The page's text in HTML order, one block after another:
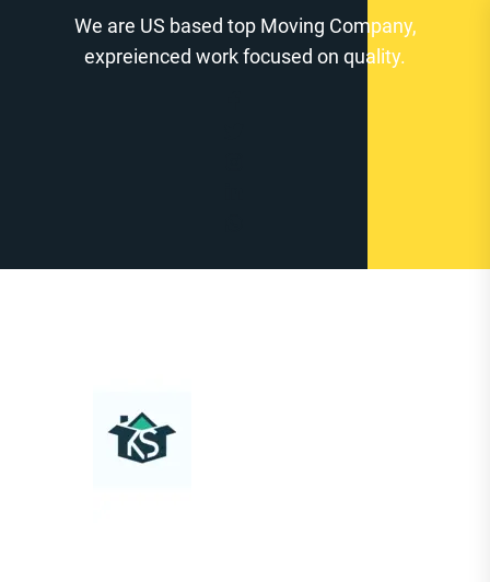
We are US based top Moving Company,
expreienced work focused on quality.